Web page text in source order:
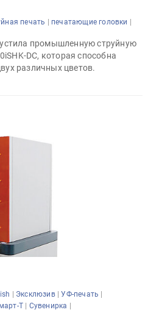
печать | печатающие головки |
промышленную струйную
DC, которая способна
различных цветов.
| Эксклюзив|УФ-печать |
Т | Сувенирка |